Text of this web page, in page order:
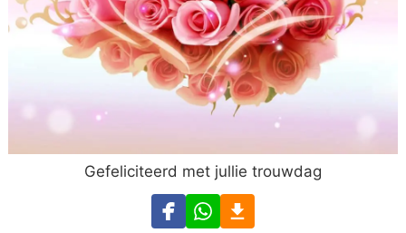
Gefeliciteerd met jullie trouwdag